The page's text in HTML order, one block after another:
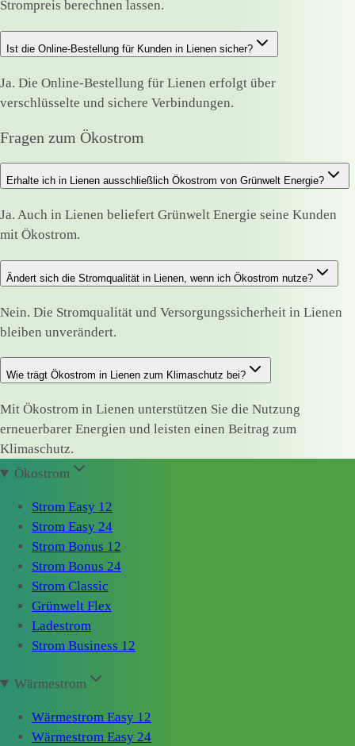
Strompreis berechnen lassen.
Ist die Online-Bestellung für Kunden in Lienen sicher?
Ja. Die Online-Bestellung für Lienen erfolgt über
verschlüsselte und sichere Verbindungen.
Fragen zum Ökostrom
Erhalte ich in Lienen ausschließlich Ökostrom von Grünwelt Energie?
Ja. Auch in Lienen beliefert Grünwelt Energie seine Kunden
mit Ökostrom.
Ändert sich die Stromqualität in Lienen, wenn ich Ökostrom nutze?
Nein. Die Stromqualität und Versorgungssicherheit in Lienen
bleiben unverändert.
Wie trägt Ökostrom in Lienen zum Klimaschutz bei?
Mit Ökostrom in Lienen unterstützen Sie die Nutzung
erneuerbarer Energien und leisten einen Beitrag zum
Klimaschutz.
Ökostrom
Strom Easy 12
Strom Easy 24
Strom Bonus 12
Strom Bonus 24
Strom Classic
Grünwelt Flex
Ladestrom
Strom Business 12
Wärmestrom
Wärmestrom Easy 12
Wärmestrom Easy 24